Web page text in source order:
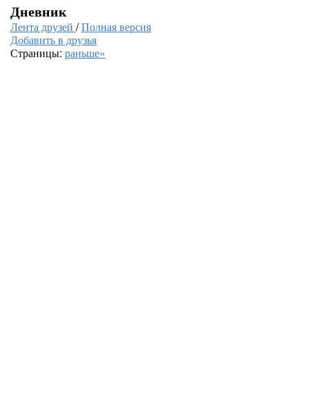
Дневник
Лента друзей /Полная версия
Добавить в друзья
Страницы: раньше»